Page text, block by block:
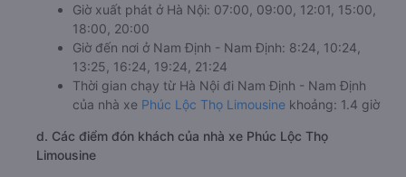
Giờ xuất phát ở Hà Nội: 07:00, 09:00, 12:01, 15:00,
18:00, 20:00
Giờ đến nơi ở Nam Định - Nam Định: 8:24, 10:24,
13:25, 16:24, 19:24, 21:24
Thời gian chạy từ Hà Nội đi Nam Định - Nam Định
của nhà xe Phúc Lộc Thọ Limousine khoảng: 1.4 giờ
d. Các điểm đón khách của nhà xe Phúc Lộc Thọ
Limousine